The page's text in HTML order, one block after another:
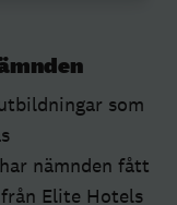
som
nämnden fått
Elite Hotels